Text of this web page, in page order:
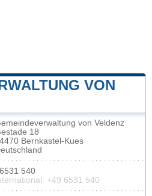
VON
von Veldenz
18
Bernkastel-Kues
540
+49 6531 540